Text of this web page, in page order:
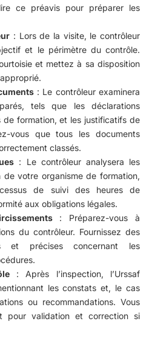
ce préavis pour préparer les
: Lors de la visite, le contrôleur
et le périmètre du contrôle.
et mettez à sa disposition
: Le contrôleur examinera
tels que les déclarations
de formation, et les justificatifs de
vous que tous les documents
classés.
: Le contrôleur analysera les
votre organisme de formation,
de suivi des heures de
aux obligations légales.
: Préparez-vous à
du contrôleur. Fournissez des
et précises concernant les
: Après l’inspection, l’Urssaf
les constats et, le cas
ou recommandations. Vous
pour validation et correction si